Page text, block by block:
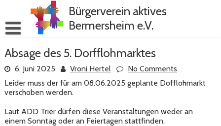
content
Bürgerverein aktives
Bermersheim e.V.
Absage des 5. Dorfflohmarktes
6. Juni 2025 Vroni Hertel
No Comments
Leider muss der für am 08.06.2025 geplante Dofflohmarkt
verschoben werden.
Laut ADD Trier dürfen diese Veranstaltungen weder an
einem Sonntag oder an Feiertagen stattfinden.